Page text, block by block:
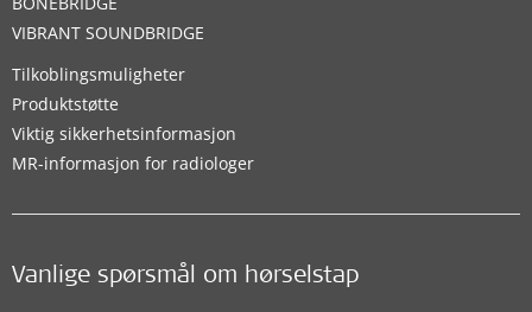
VIBRANT SOUNDBRIDGE
Tilkoblingsmuligheter
Produktstøtte
Viktig sikkerhetsinformasjon
MR-informasjon for radiologer
Vanlige spørsmål om hørselstap